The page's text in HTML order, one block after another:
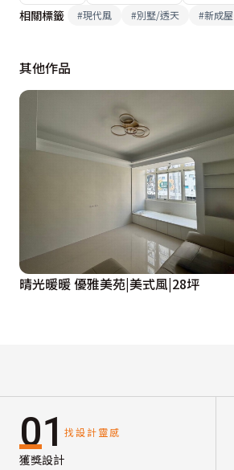
在那邊能與朋友把酒言歡也能擁有私人
設計概念文字為【晴天住屋】提供
相關標籤
#現代風 #別墅/透天 #新成屋
其他作品
晴光暖暖 優雅美苑|美式風|28坪
01 找設計靈感
獲獎設計